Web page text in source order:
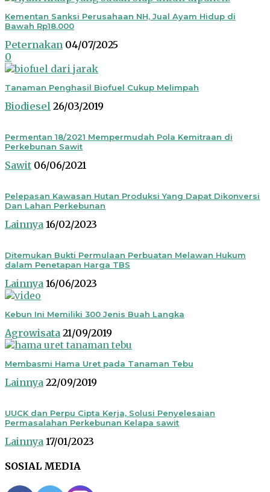
Kementan Sanksi Perusahaan NH, Jual Ayam Hidup di
Bawah Rp18.000
Peternakan 04/07/2025
0
Tanaman Penghasil Biofuel Cukup Melimpah
Biodiesel 26/03/2019
Permentan 18/2021 Mempermudah Pola Kemitraan di
Perkebunan Sawit
Sawit 06/06/2021
Pelepasan Kawasan Hutan Produksi Yang Dapat Dikonversi
Dan Lahan Perkebunan
Lainnya 16/02/2023
Ditemukan Bukti Permulaan Perbuatan Melawan Hukum
dalam Penetapan Harga TBS
Lainnya 16/06/2023
Kebun Ini Memiliki 300 Jenis Buah Langka
Agrowisata 21/09/2019
Membasmi Hama Uret pada Tanaman Tebu
Lainnya 22/09/2019
UUCK dan Perpu Cipta Kerja, Solusi Penyelesaian
Permasalahan Perkebunan Kelapa sawit
Lainnya 17/01/2023
SOSIAL MEDIA